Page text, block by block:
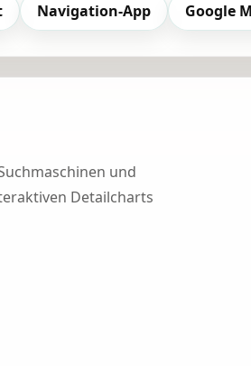
Navigation-App Google
und
Detailcharts